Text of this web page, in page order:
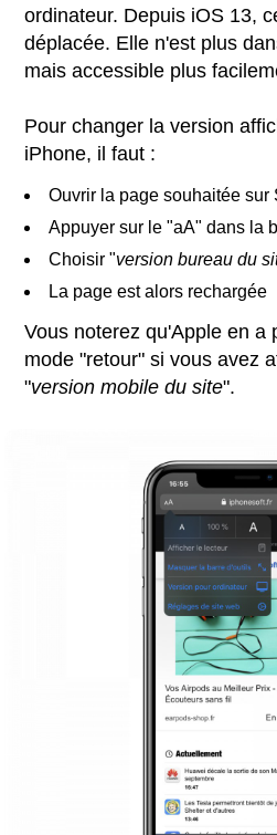
ordinateur. Depuis iOS 13,
déplacée. Elle n'est plus
mais accessible plus
Pour changer la version
iPhone, il faut :
Ouvrir la page souhaitée sur
Appuyer sur le "aA" dans la
Choisir "version bureau du
La page est alors rechargée
Vous noterez qu'Apple en a
mode "retour" si vous avez
"version mobile du site".